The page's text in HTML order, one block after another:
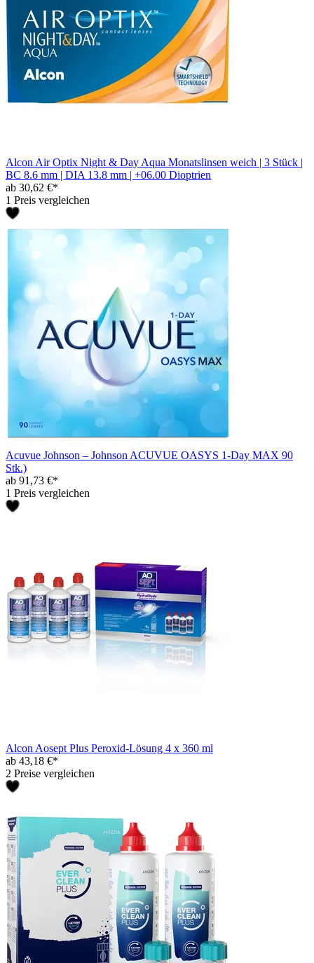
Alcon Air Optix Night & Day Aqua Monatslinsen weich | 3 Stück |
BC 8.6 mm | DIA 13.8 mm | +06.00 Dioptrien
ab 30,62 €*
1 Preis vergleichen
Acuvue Johnson – Johnson ACUVUE OASYS 1-Day MAX 90
Stk.)
ab 91,73 €*
1 Preis vergleichen
Alcon Aosept Plus Peroxid-Lösung 4 x 360 ml
ab 43,18 €*
2 Preise vergleichen